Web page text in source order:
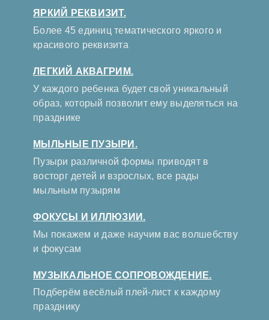
ЯРКИЙ РЕКВИЗИТ.
Более 45 единиц тематического яркого и
красивого реквизита
ЛЕГКИЙ АКВАГРИМ.
У каждого ребенка будет свой уникальный
образ, который позволит ему выделяться на
празднике
МЫЛЬНЫЕ ПУЗЫРИ.
Пузыри различной формы приводят в
восторг детей и взрослых, все рады
мыльным пузырям
ФОКУСЫ И ИЛЛЮЗИИ.
Мы покажем и даже научим вас волшебству
и фокусам
МУЗЫКАЛЬНОЕ СОПРОВОЖДЕНИЕ.
Подберём весёлый плей-лист к каждому
празднику